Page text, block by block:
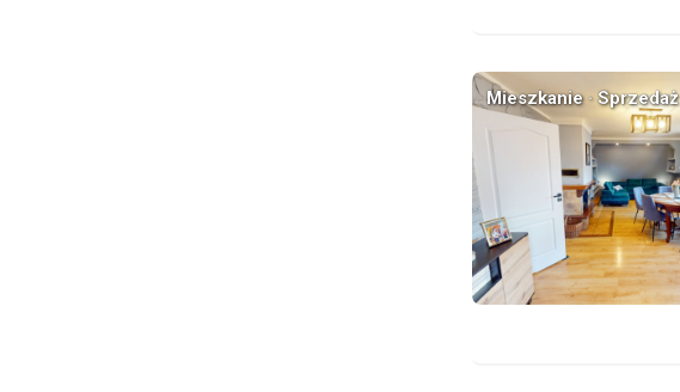
Mieszkanie · Sprzedaż